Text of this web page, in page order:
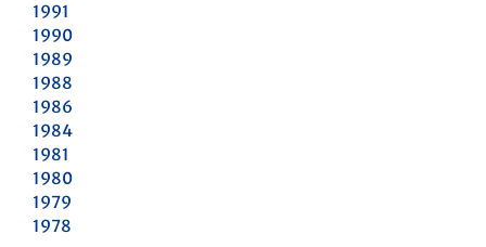
1991
1990
1989
1988
1986
1984
1981
1980
1979
1978